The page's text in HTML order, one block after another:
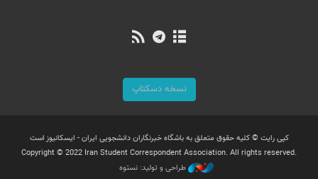
نسخه دسکتاپ
کپی رایت © کلیه حقوق متعلق به باشگاه خبرنگاران دانشجویی ایران - ایسکانیوز است
Copyright © 2022 Iran Student Correspondent Association. All rights reserved.
طراحی و تولید: نستوه